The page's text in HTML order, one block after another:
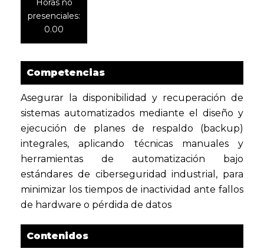
Horas no
presenciales:
0.00
Competencias
Asegurar la disponibilidad y recuperación de
sistemas automatizados mediante el diseño y
ejecución de planes de respaldo (backup)
integrales, aplicando técnicas manuales y
herramientas de automatización bajo
estándares de ciberseguridad industrial, para
minimizar los tiempos de inactividad ante fallos
de hardware o pérdida de datos
Contenidos